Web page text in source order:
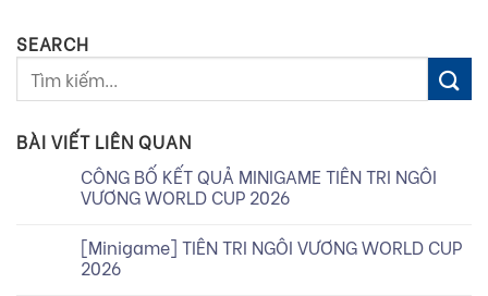
SEARCH
BÀI VIẾT LIÊN QUAN
CÔNG BỐ KẾT QUẢ MINIGAME TIÊN TRI NGÔI
VƯƠNG WORLD CUP 2026
[Minigame] TIÊN TRI NGÔI VƯƠNG WORLD CUP
2026